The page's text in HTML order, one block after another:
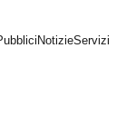
NotizieServizi